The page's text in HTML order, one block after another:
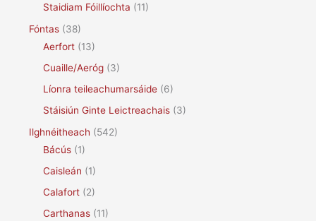
Staidiam Fóillíochta (11)
Fóntas (38)
Aerfort (13)
Cuaille/Aeróg (3)
Líonra teileachumarsáide (6)
Stáisiún Ginte Leictreachais (3)
Ilghnéitheach (542)
Bácús (1)
Caisleán (1)
Calafort (2)
Carthanas (11)